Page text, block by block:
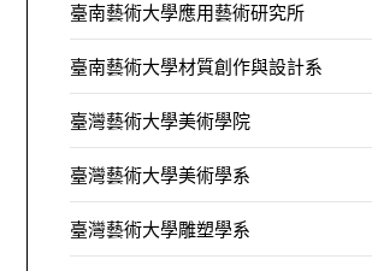
臺南藝術大學應用藝術研究所
臺南藝術大學材質創作與設計系
臺灣藝術大學美術學院
臺灣藝術大學美術學系
臺灣藝術大學雕塑學系